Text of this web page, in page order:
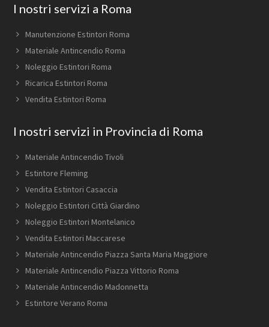
Footer
I nostri servizi a Roma
Manutenzione Estintori Roma
Materiale Antincendio Roma
Noleggio Estintori Roma
Ricarica Estintori Roma
Vendita Estintori Roma
I nostri servizi in Provincia di Roma
Materiale Antincendio Tivoli
Estintore Fleming
Vendita Estintori Casaccia
Noleggio Estintori Città Giardino
Noleggio Estintori Montelanico
Vendita Estintori Maccarese
Materiale Antincendio Piazza Santa Maria Maggiore
Materiale Antincendio Piazza Vittorio Roma
Materiale Antincendio Madonnetta
Estintore Verano Roma